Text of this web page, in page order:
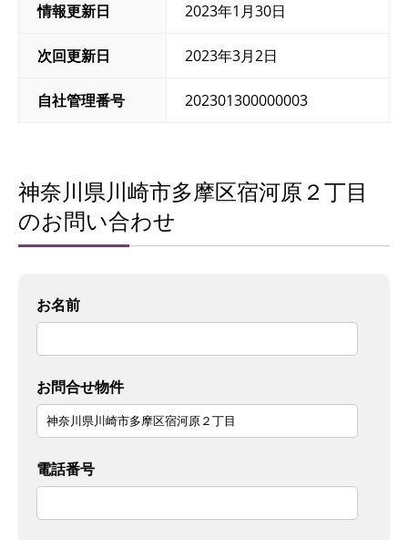
情報更新日 2023年1月30日
次回更新日 2023年3月2日
自社管理番号 202301300000003
神奈川県川崎市多摩区宿河原２丁目
のお問い合わせ
お名前
お問合せ物件
電話番号